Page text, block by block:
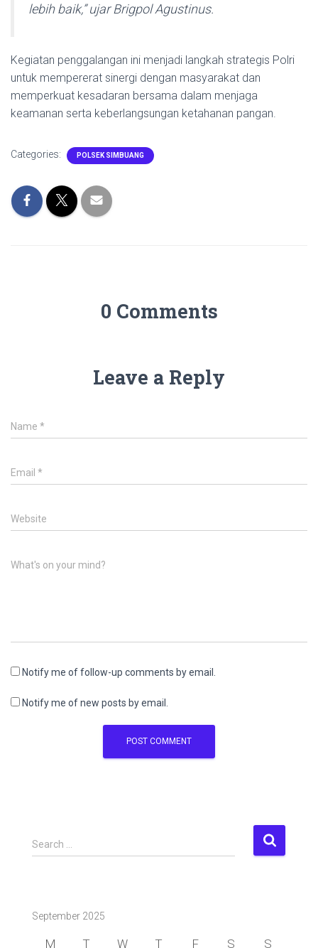
lebih baik,” ujar Brigpol Agustinus.
Kegiatan penggalangan ini menjadi langkah strategis Polri
untuk mempererat sinergi dengan masyarakat dan
memperkuat kesadaran bersama dalam menjaga
keamanan serta keberlangsungan ketahanan pangan.
Categories: POLSEK SIMBUANG
0 Comments
Leave a Reply
Name *
Email *
Website
What's on your mind?
Notify me of follow-up comments by email.
Notify me of new posts by email.
S
e
h
Search …
September 2025
M T W T F S S